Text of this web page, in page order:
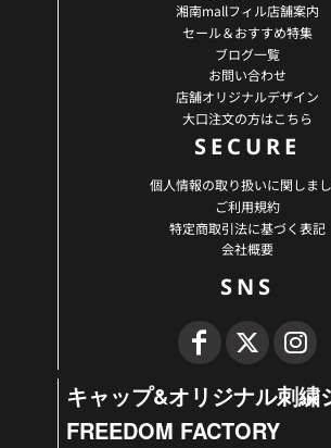
湘南mallフィル店舗案内
セール＆おすすめ特集
ブログ一覧
お問い合わせ
店舗オリジナルデザイン
大口注文の方はこちら
SECURE
個人情報の取り扱いに関しま
ご利用規約
特定商取引法に基づく表記
会社概要
SNS
キャップ&オリジナル刺繍
FREEDOM FACTORY